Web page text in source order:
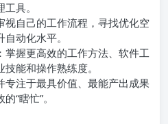
具。
视自己的工作流程，寻找优化空
动化水平。
掌握更高效的工作方法、软件工
能和操作熟练度。
专注于最具价值、最能产出成果
“瞎忙”。